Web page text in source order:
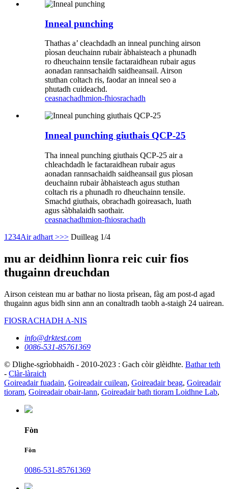
Inneal punching
Thathas a’ cleachdadh an inneal punching airson
pìosan deuchainn rubair àbhaisteach a phunadh
ro dheuchainn tensile factaraidhean rubair agus
aonadan rannsachaidh saidheansail. Airson
stuthan coltach ris, faodar an inneal seo a
phutadh cuideachd.
ceasnachadhmion-fhiosrachadh
Inneal punching giuthais QCP-25
Tha inneal punching giuthais QCP-25 air a
chleachdadh le factaraidhean rubair agus
aonadan rannsachaidh saidheansail gus pìosan
deuchainn rubair àbhaisteach agus stuthan
coltach ris a phunadh ro dheuchainn tensile.
Smachd giuthais, obrachadh goireasach, luath
agus sàbhalaidh saothair.
ceasnachadhmion-fhiosrachadh
1 234Air adhart >>> Duilleag 1/4
mu ar deidhinn lìonra reic cuir fios
thugainn dreuchdan
Airson ceistean mu ar bathar no liosta prìsean, fàg am post-d agad
thugainn agus bidh sinn ann an conaltradh taobh a-staigh 24 uairean.
FIOSRACHADH A-NIS
info@drktest.com
0086-531-85761369
© Dlighe-sgrìobhaidh - 2010-2023 : Gach còir glèidhte. Bathar teth
- Clàr-làraich
Goireadair fuadain, Goireadair cuilean, Goireadair beag, Goireadair
tioram, Goireadair obair-lann, Goireadair bath tioram Loidhne Lab,
Fòn
Fòn
0086-531-85761369